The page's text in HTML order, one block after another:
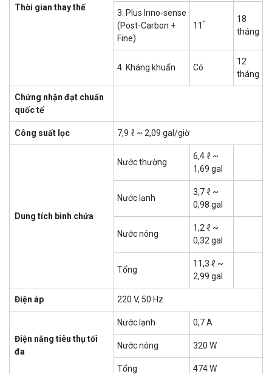
Thời gian thay thế
3. Plus Inno-sense
(Post-Carbon +
Fine)
11 ”
18
tháng
4. Kháng khuẩn Có
12
tháng
Chứng nhận đạt chuẩn
quốc tế
Công suất lọc 7,9 ℓ ~ 2,09 gal/giờ
Dung tích bình chứa
Nước thường
6,4 ℓ ~
1,69 gal
Nước lạnh
3,7 ℓ ~
0,98 gal
Nước nóng
1,2 ℓ ~
0,32 gal
Tổng
11,3 ℓ ~
2,99 gal
Điện áp 220 V, 50 Hz
Điện năng tiêu thụ tối
đa
Nước lạnh 0,7 A
Nước nóng 320 W
Tổng 474 W